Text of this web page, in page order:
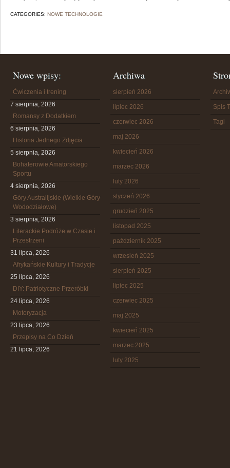
CATEGORIES: NOWE TECHNOLOGIE
Nowe wpisy:
Ćwiczenia i trening
7 sierpnia, 2026
Romansy z Dodatkiem
6 sierpnia, 2026
Historia Jednego Zdjęcia
5 sierpnia, 2026
Bohaterowie Amatorskiego
Sportu
4 sierpnia, 2026
Góry Australijskie (Wielkie Góry
Wododziałowe)
3 sierpnia, 2026
Literackie Podróże w Czasie i
Przestrzeni
31 lipca, 2026
Afrykańskie Kultury i Tradycje
25 lipca, 2026
DIY: Patriotyczne Przeróbki
24 lipca, 2026
Motoryzacja
23 lipca, 2026
Przepisy na Co Dzień
21 lipca, 2026
Archiwa
sierpień 2026
lipiec 2026
czerwiec 2026
maj 2026
kwiecień 2026
marzec 2026
luty 2026
styczeń 2026
grudzień 2025
listopad 2025
październik 2025
wrzesień 2025
sierpień 2025
lipiec 2025
czerwiec 2025
maj 2025
kwiecień 2025
marzec 2025
luty 2025
Spis
Tagi